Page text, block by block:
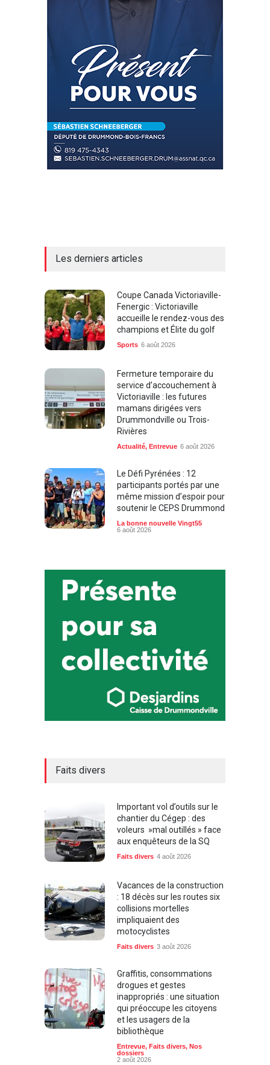
Les derniers articles
Coupe Canada Victoriaville-
Fenergic : Victoriaville
accueille le rendez-vous des
champions et Élite du golf
Fermeture temporaire du
service d’accouchement à
Victoriaville : les futures
mamans dirigées vers
Drummondville ou Trois-
Rivières
Actualité
Le Défi Pyrénées : 12
participants portés par une
même mission d’espoir pour
soutenir le CEPS Drummond
6 août 2026
Faits divers
Important vol d’outils sur le
chantier du Cégep : des
voleurs »mal outillés » face
aux enquêteurs de la SQ
Vacances de la construction
: 18 décès sur les routes six
collisions mortelles
impliquaient des
motocyclistes
Graffitis, consommations
drogues et gestes
inappropriés : une situation
qui préoccupe les citoyens
et les usagers de la
bibliothèque
dossiers
2 août 2026